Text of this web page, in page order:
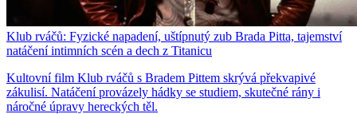
Klub rváčů: Fyzické napadení, uštípnutý zub Brada Pitta, tajemství
natáčení intimních scén a dech z Titanicu
Kultovní film Klub rváčů s Bradem Pittem skrývá překvapivé
zákulisí. Natáčení provázely hádky se studiem, skutečné rány i
náročné úpravy hereckých těl.